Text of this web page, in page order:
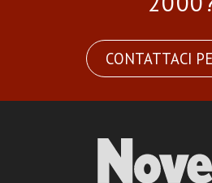
CONTATTACI